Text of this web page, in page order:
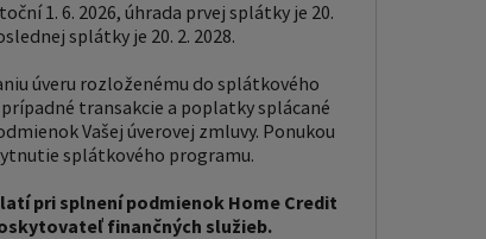
1. 6. 2026, úhrada prvej splátky je 20.
splátky je 20. 2. 2028.
úveru rozloženému do splátkového
transakcie a poplatky splácané
Vašej úverovej zmluvy. Ponukou
splátkového programu.
pri splnení podmienok Home Credit
finančných služieb.